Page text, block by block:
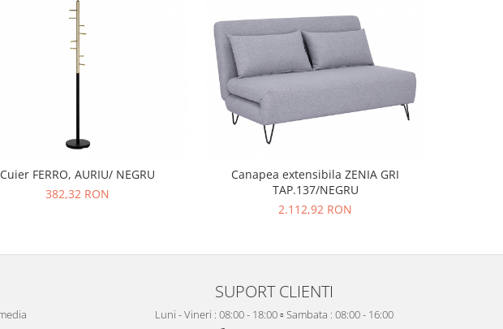
Cuier FERRO, AURIU/ NEGRU
382,32 RON
Canapea extensibila ZENIA GRI
TAP.137/NEGRU
2.112,92 RON
SUPORT CLIENTI
Luni - Vineri : 08:00 - 18:00 ▫️ Sambata : 08:00 - 16:00